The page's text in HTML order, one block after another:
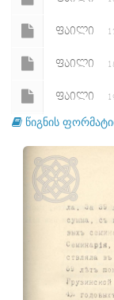
ᲤᲐᲘᲚᲘ
ᲤᲐᲘᲚᲘ
ᲤᲐᲘᲚᲘ
ᲤᲐᲘᲚᲘ
ᲤᲐᲘᲚᲘ
ᲤᲐᲘᲚᲘ
ᲤᲐᲘᲚᲘ
ᲤᲐᲘᲚᲘ
ᲤᲐᲘᲚᲘ
წიგნის